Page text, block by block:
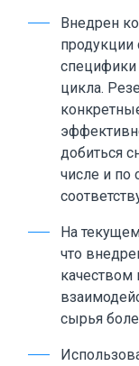
Внедрен
продукции
специфики
цикла.
добиться
числе и по
На
что
сырья